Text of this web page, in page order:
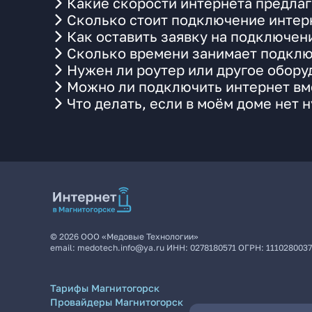
Сколько стоит подключение
Как оставить заявку на
Сколько времени занимает
Нужен ли роутер или другое
Можно ли подключить интернет
Что делать, если в моём доме нет
© 2026 ООО «Медовые Технологии»
email: medotech.info@ya.ru ИНН: 0278180571 ОГРН:
Тарифы Магнитогорск
Провайдеры Магнитогорск